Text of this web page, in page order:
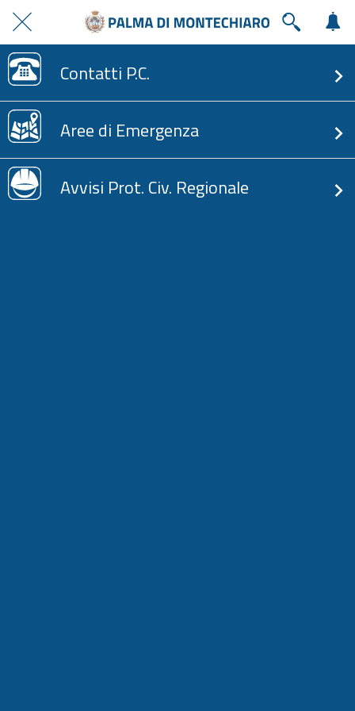
Contatti P.C.
Aree di Emergenza
Avvisi Prot. Civ. Regionale